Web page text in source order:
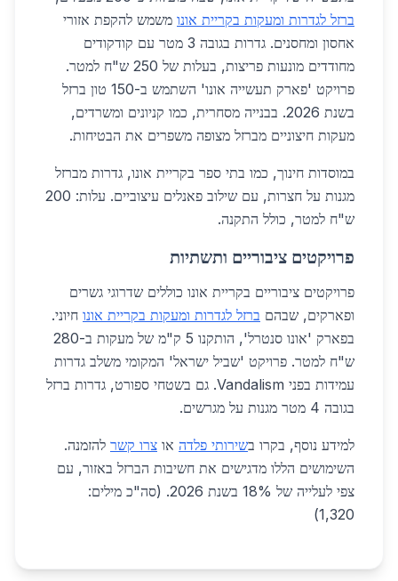
ברזל לגדרות ומעקות בקריית אונו משמש להקפת אזורי
אחסון ומחסנים. גדרות בגובה 3 מטר עם קודקודים
מחודדים מונעות פריצות, בעלות של 250 ש"ח למטר.
פרויקט 'פארק תעשייה אונו' השתמש ב-150 טון ברזל
בשנת 2026. בבנייה מסחרית, כמו קניונים ומשרדים,
מעקות חיצוניים מברזל מצופה משפרים את הבטיחות.
במוסדות חינוך, כמו בתי ספר בקריית אונו, גדרות מברזל
מגנות על חצרות, עם שילוב פאנלים עיצוביים. עלות: 200
ש"ח למטר, כולל התקנה.
פרויקטים ציבוריים ותשתיות
פרויקטים ציבוריים בקריית אונו כוללים שדרוגי גשרים
ופארקים, שבהם ברזל לגדרות ומעקות בקריית אונו חיוני.
בפארק 'אונו סנטרל', הותקנו 5 ק"מ של מעקות ב-280
ש"ח למטר. פרויקט 'שביל ישראל' המקומי משלב גדרות
עמידות בפני Vandalism. גם בשטחי ספורט, גדרות ברזל
בגובה 4 מטר מגנות על מגרשים.
למידע נוסף, בקרו בשירותי פלדה או צרו קשר להזמנה.
השימושים הללו מדגישים את חשיבות הברזל באזור, עם
צפי לעלייה של 18% בשנת 2026. (סה"כ מילים:
1,320)